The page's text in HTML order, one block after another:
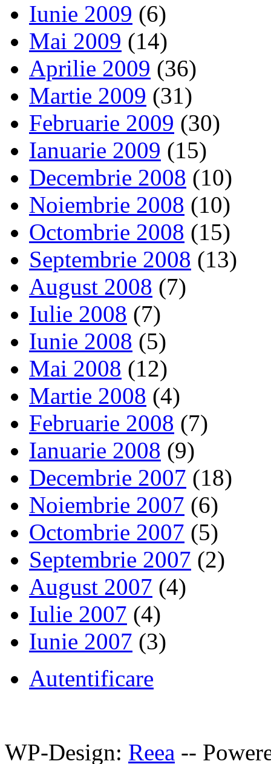
Iunie 2009 (6)
Mai 2009 (14)
Aprilie 2009 (36)
Martie 2009 (31)
Februarie 2009 (30)
Ianuarie 2009 (15)
Decembrie 2008 (10)
Noiembrie 2008 (10)
Octombrie 2008 (15)
Septembrie 2008 (13)
August 2008 (7)
Iulie 2008 (7)
Iunie 2008 (5)
Mai 2008 (12)
Martie 2008 (4)
Februarie 2008 (7)
Ianuarie 2008 (9)
Decembrie 2007 (18)
Noiembrie 2007 (6)
Octombrie 2007 (5)
Septembrie 2007 (2)
August 2007 (4)
Iulie 2007 (4)
Iunie 2007 (3)
Autentificare
WP-Design: Reea --